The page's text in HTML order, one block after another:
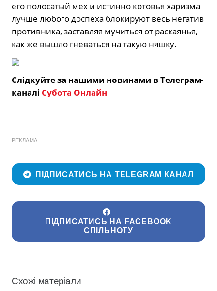
его полосатый мех и истинно котовья харизма
лучше любого доспеха блокируют весь негатив
противника, заставляя мучиться от раскаянья,
как же вышло гневаться на такую няшку.
Слідкуйте за нашими новинами в Телеграм-
каналі Субота Онлайн
РЕКЛАМА
ПІДПИСАТИСЬ НА TELEGRAM КАНАЛ
ПІДПИСАТИСЬ НА FACEBOOK
СПІЛЬНОТУ
Схожі матеріали